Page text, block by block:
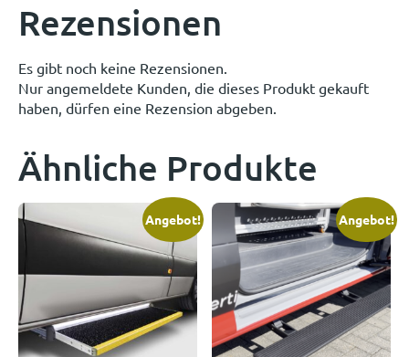
Rezensionen
Es gibt noch keine Rezensionen.
Nur angemeldete Kunden, die dieses Produkt gekauft
haben, dürfen eine Rezension abgeben.
Ähnliche Produkte
Angebot! Angebot!